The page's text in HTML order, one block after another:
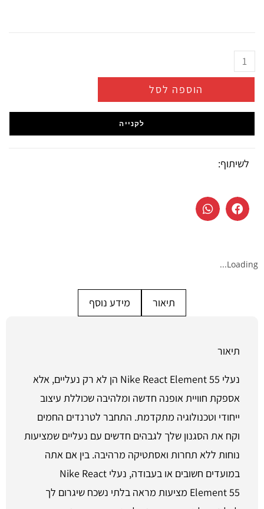
הוספה לסל
לקנייה
לשיתוף:
Loading...
תיאור מידע נוסף
תיאור
נעלי Nike React Element 55 הן לא רק נעליים, אלא
אספקת חוויית אופנה חדשה ומלהיבה שכוללת עיצוב
ייחודי וטכנולוגיה מתקדמת. התחבר לטרנדים החמים
וקח את הסגנון שלך לגבהים חדשים עם נעליים שמציעות
נוחות ללא תחרות ואסתטיקה מרהיבה. בין אם אתה
במועדים חשובים או בעבודה, נעלי Nike React
Element 55 מציעות מראה בלתי נשכח שיגרום לך